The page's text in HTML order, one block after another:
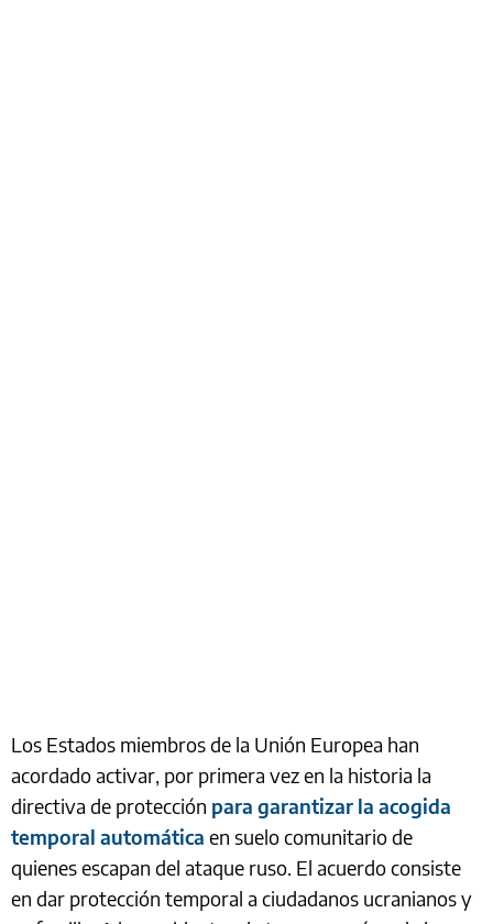
Los Estados miembros de la Unión Europea han
acordado activar, por primera vez en la historia la
directiva de protección para garantizar la acogida
temporal automática en suelo comunitario de
quienes escapan del ataque ruso. El acuerdo consiste
en dar protección temporal a ciudadanos ucranianos y